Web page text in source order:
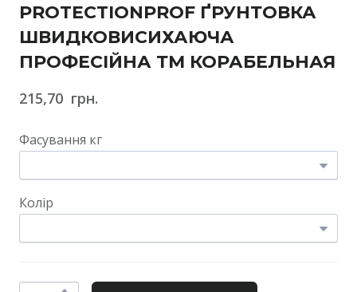
PROTECTIONPROF ҐРУНТОВКА
ШВИДКОВИСИХАЮЧА
ПРОФЕСІЙНА ТМ КОРАБЕЛЬНАЯ
215,70  грн.
Фасування кг
Колір